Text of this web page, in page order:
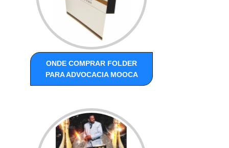
ONDE COMPRAR FOLDER
PARA ADVOCACIA MOOCA